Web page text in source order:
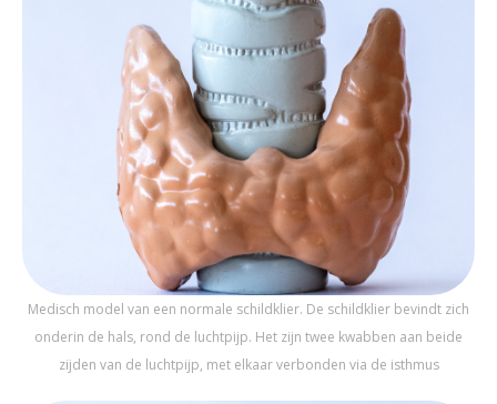
Medisch model van een normale schildklier. De schildklier bevindt zich
onderin de hals, rond de luchtpijp. Het zijn twee kwabben aan beide
zijden van de luchtpijp, met elkaar verbonden via de isthmus